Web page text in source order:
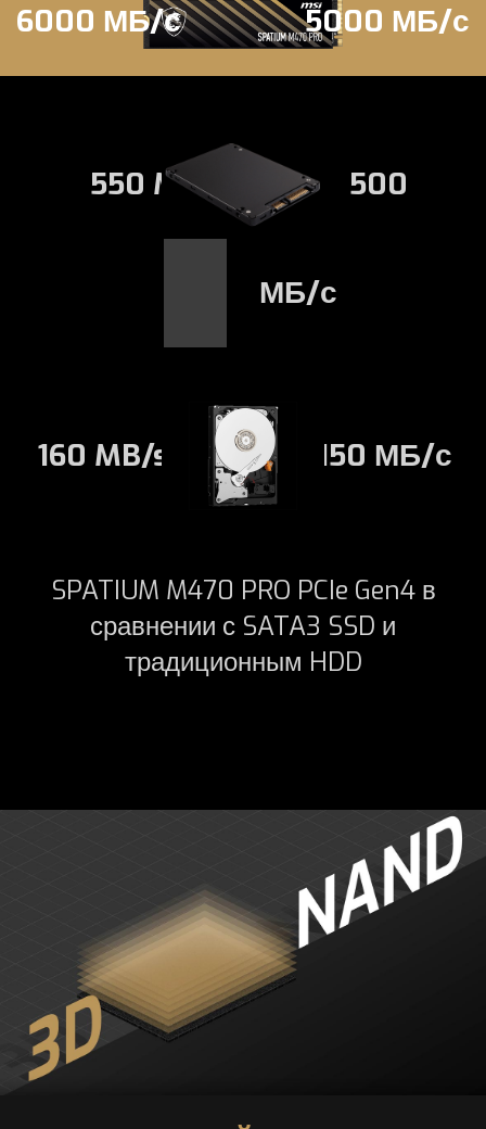
6000 МБ/с 5000 МБ/с
550 MB/s 500
МБ/с
160 MB/s 150 МБ/с
SPATIUM M470 PRO PCIe Gen4 в
сравнении с SATA3 SSD и
традиционным HDD